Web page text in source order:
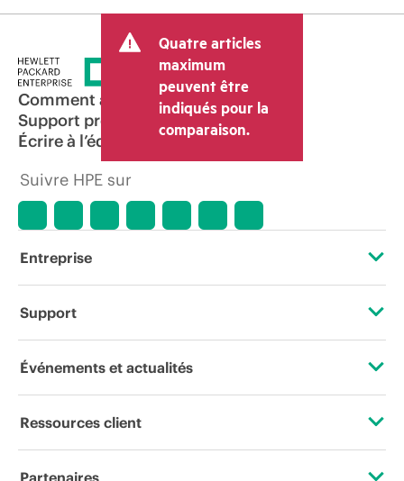
Quatre articles
maximum
peuvent être
indiqués pour la
comparaison.
Comment acheter
Support produit
Écrire à l’équipe commerciale
Suivre HPE sur
Entreprise
À propos de HPE
Responsabilité d’entreprise
HPE Labs
Support
Services d’assistance opérationnelle (OSS)
Événements et actualités
Événements
Ressources client
Nous contacter
Partenaires